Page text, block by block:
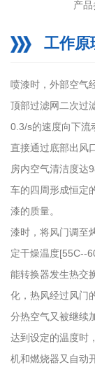
产
工作原
喷漆时，外部空气
顶部过滤网二次过
0.3/s的速度向下流
直接通过底部出风
房内空气清洁度达
车的四周形成恒定
漆的质量。
漆时，将风门调至
定干燥温度[55C--
能转换器发生热交
化，热风经过风门
分热空气又被继续
达到设定的温度时
机和燃烧器又自动